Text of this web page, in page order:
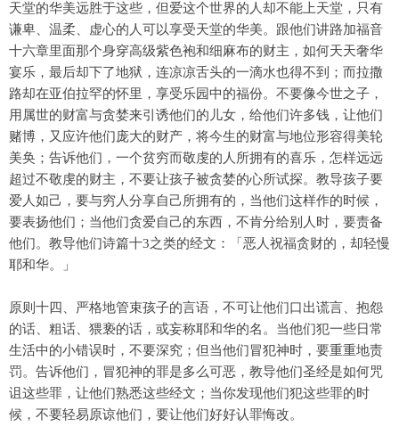
天堂的华美远胜于这些，但爱这个世界的人却不能上天堂，只有
谦卑、温柔、虚心的人可以享受天堂的华美。跟他们讲路加福音
十六章里面那个身穿高级紫色袍和细麻布的财主，如何天天奢华
宴乐，最后却下了地狱，连凉凉舌头的一滴水也得不到；而拉撒
路却在亚伯拉罕的怀里，享受乐园中的福份。不要像今世之子，
用属世的财富与贪婪来引诱他们的儿女，给他们许多钱，让他们
赌博，又应许他们庞大的财产，将今生的财富与地位形容得美轮
美奂；告诉他们，一个贫穷而敬虔的人所拥有的喜乐，怎样远远
超过不敬虔的财主，不要让孩子被贪婪的心所试探。教导孩子要
爱人如己，要与穷人分享自己所拥有的，当他们这样作的时候，
要表扬他们；当他们贪爱自己的东西，不肯分给别人时，要责备
他们。教导他们诗篇十3之类的经文：「恶人祝福贪财的，却轻慢
耶和华。」
原则十四、严格地管束孩子的言语，不可让他们口出谎言、抱怨
的话、粗话、猥亵的话，或妄称耶和华的名。当他们犯一些日常
生活中的小错误时，不要深究；但当他们冒犯神时，要重重地责
罚。告诉他们，冒犯神的罪是多么可恶，教导他们圣经是如何咒
诅这些罪，让他们熟悉这些经文；当你发现他们犯这些罪的时
候，不要轻易原谅他们，要让他们好好认罪悔改。